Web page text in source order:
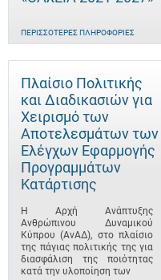
ΠΕΡΙΣΣΌΤΕΡΕΣ ΠΛΗΡΟΦΟΡΊΕΣ
Πλαίσιο Πολιτικής
και Διαδικασιών για
Χειρισμό των
Αποτελεσμάτων των
Ελέγχων Εφαρμογής
Προγραμμάτων
Κατάρτισης
Η Αρχή Ανάπτυξης
Ανθρώπινου Δυναμικού
Κύπρου (ΑνΑΔ), στο πλαίσιο
της πάγιας πολιτικής της για
διασφάλιση της ποιότητας
κατά την υλοποίηση των